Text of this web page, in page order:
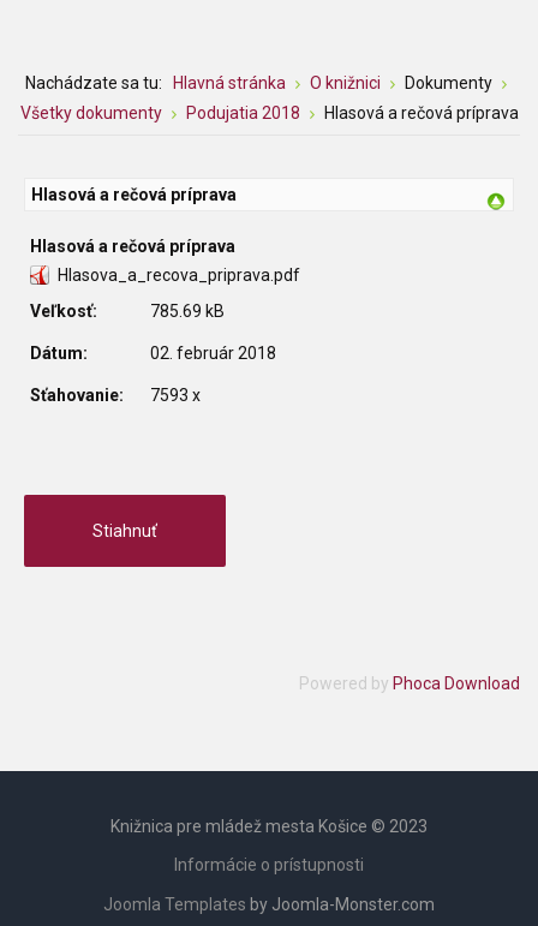
Nachádzate sa tu: Hlavná stránka O knižnici
Dokumenty
Všetky dokumenty
Podujatia 2018 Hlasová a rečová príprava
Hlasová a rečová príprava
Hlasová a rečová príprava
Hlasova_a_recova_priprava.pdf
Veľkosť:
785.69 kB
Dátum: 02. február 2018
Sťahovanie: 7593 x
Powered by Phoca Download
Knižnica pre mládež mesta Košice © 2023
Informácie o prístupnosti
Joomla Templates by Joomla-Monster.com